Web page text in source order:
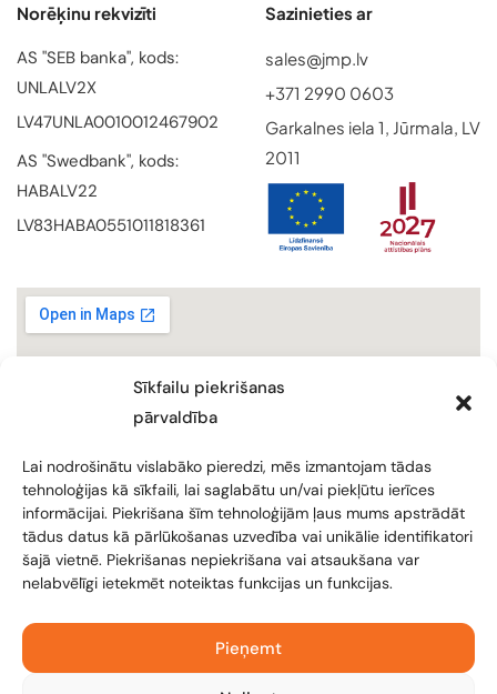
Sīkfailu piekrišanas
pārvaldība
Lai nodrošinātu vislabāko pieredzi, mēs izmantojam tādas
tehnoloģijas kā sīkfaili, lai saglabātu un/vai piekļūtu ierīces
informācijai. Piekrišana šīm tehnoloģijām ļaus mums apstrādāt
tādus datus kā pārlūkošanas uzvedība vai unikālie identifikatori
šajā vietnē. Piekrišanas nepiekrišana vai atsaukšana var
nelabvēlīgi ietekmēt noteiktas funkcijas un funkcijas.
Pieņemt
Norēķinu rekvizīti
AS "SEB banka", kods:
UNLALV2X
LV47UNLA0010012467902
AS "Swedbank", kods:
HABALV22
LV83HABA0551011818361
Sazinieties ar
sales@jmp.lv
+371 2990 0603
Garkalnes iela 1, Jūrmala, LV
2011